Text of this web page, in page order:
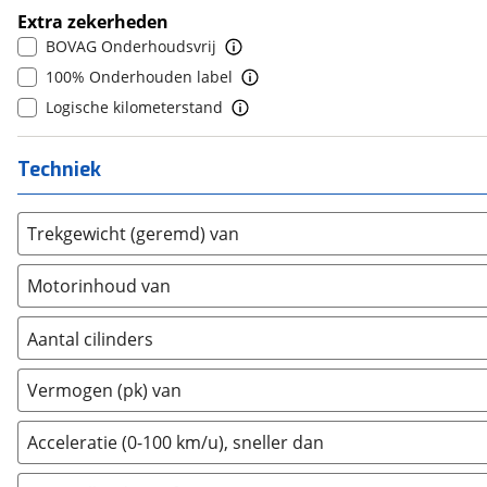
Daewoo (0)
Daihatsu (0)
Daimler (0)
DFSK (4
Dodge (105)
Dongfeng
Donkervoort
DS (0)
Estrima (0)
Etalian (0)
Farizon (3)
Fiat (293
Ford (1350)
Ford USA (2)
Geely (0)
7 (0)
8 (0)
9 (0)
10+ (0)
Extra zekerheden
BOVAG Onderhoudsvrij
100% Onderhouden label
Logische kilometerstand
Techniek
Trekgewicht (geremd) van
Motorinhoud van
Aantal cilinders
2 (0)
3 )
5 (0)
Vermogen (pk) van
Acceleratie (0-100 km/u), sneller dan